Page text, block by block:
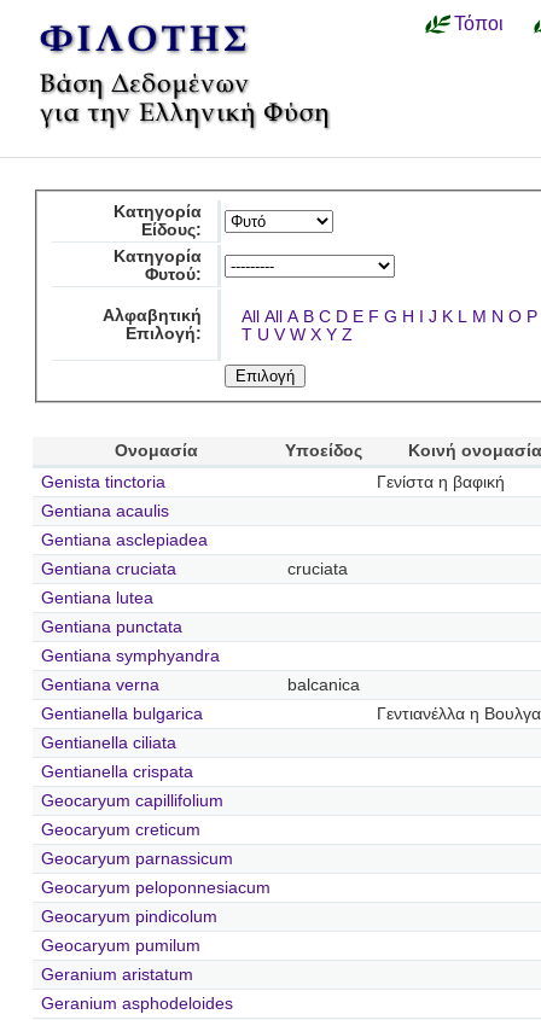
Τόποι
Κατηγορία
Είδους:
Κατηγορία
Φυτού:
Αλφαβητική
Επιλογή:
All All A B C D E F G H I J K L M N O P
T U V W X Y Z
Ονομασία Υποείδος
Κοινή ονομασία
Genista tinctoria
Γενίστα η βαφική
Gentiana acaulis
Gentiana asclepiadea
Gentiana cruciata
cruciata
Gentiana lutea
Gentiana punctata
Gentiana symphyandra
Gentiana verna
balcanica
Gentianella bulgarica
Γεντιανέλλα η
Gentianella ciliata
Gentianella crispata
Geocaryum capillifolium
Geocaryum creticum
Geocaryum parnassicum
Geocaryum peloponnesiacum
Geocaryum pindicolum
Geocaryum pumilum
Geranium aristatum
Geranium asphodeloides